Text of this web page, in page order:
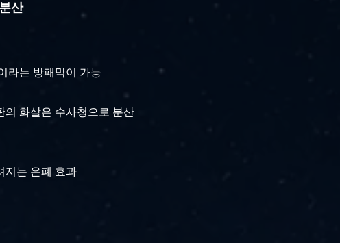
산
라는 방패막이 가능
의 화살은 수사청으로 분산
지는 은폐 효과